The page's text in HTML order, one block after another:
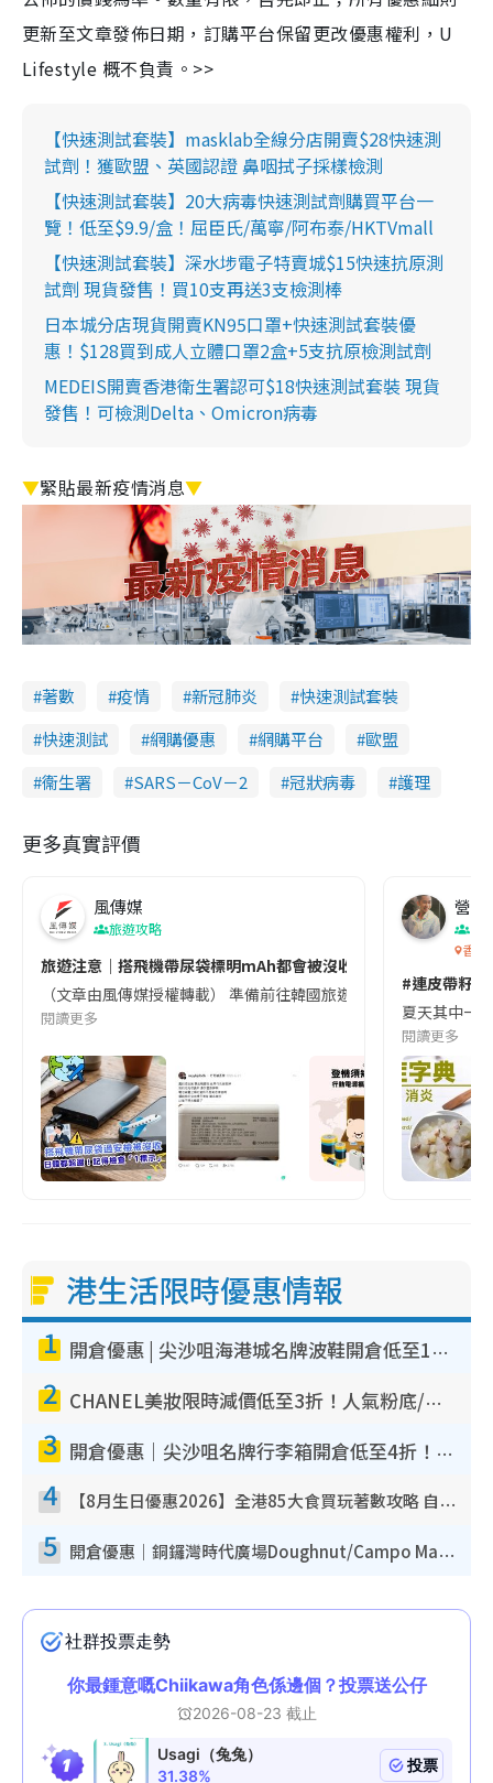
更新至文章發佈日期，訂購平台保留更改優惠權利，U
Lifestyle 概不負責。>>
【快速測試套裝】masklab全線分店開賣$28快速測
試劑！獲歐盟、英國認證 鼻咽拭子採樣檢測
【快速測試套裝】20大病毒快速測試劑購買平台一
覽！低至$9.9/盒！屈臣氏/萬寧/阿布泰/HKTVmall
【快速測試套裝】深水埗電子特賣城$15快速抗原測
試劑 現貨發售！買10支再送3支檢測棒
日本城分店現貨開賣KN95口罩+快速測試套裝優
惠！$128買到成人立體口罩2盒+5支抗原檢測試劑
MEDEIS開賣香港衛生署認可$18快速測試套裝 現貨
發售！可檢測Delta、Omicron病毒
▼緊貼最新疫情消息▼
著數 疫情 新冠肺炎
快速測試套裝
快速測試
網購優惠 網購平台
歐盟
衞生署
SARS－CoV－2 冠狀病毒 護理
更多真實評價
風傳媒
旅遊攻略
旅遊注意｜搭飛機帶尿袋標明mAh都會被沒收😱出發前切記檢查
（文章由風傳媒授權轉載） 準備前往韓國旅遊的民眾，近期要
閱讀更多
營養
香港
#連皮帶籽
夏天其中一
閱讀更多
港生活限時優惠情報
1 開倉優惠 | 尖沙咀海港城名牌波鞋開倉低至1折！On鞋$899起／Joy&Peace鞋履$98起
2 CHANEL美妝限時減價低至3折！人氣粉底/唇膏/精華液低至$275！COCO香水都有平
3 開倉優惠｜尖沙咀名牌行李箱開倉低至4折！一連5日 American Tourister/ace./Hallmark $200起！
4 【8月生日優惠2026】全港85大食買玩著數攻略 自助餐/火鍋放題同行免費＋誠品/DONKI送現金券
5 開倉優惠｜銅鑼灣時代廣場Doughnut/Campo Marzio開倉低至1折！背囊、書包、手袋劈價$200起